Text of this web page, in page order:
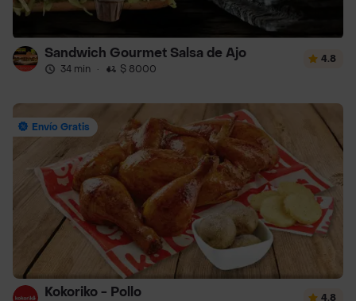
Sandwich Gourmet Salsa de Ajo
34 min · $ 8000
4.8
Envío Gratis
Kokoriko - Pollo 4.8